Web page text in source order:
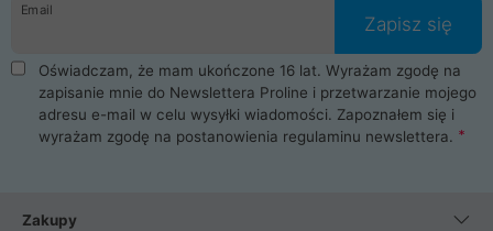
Email
Zapisz się
Oświadczam, że mam ukończone 16 lat. Wyrażam zgodę na
zapisanie mnie do Newslettera Proline i przetwarzanie mojego
adresu e-mail w celu wysyłki wiadomości. Zapoznałem się i
wyrażam zgodę na postanowienia regulaminu newslettera.
Zakupy